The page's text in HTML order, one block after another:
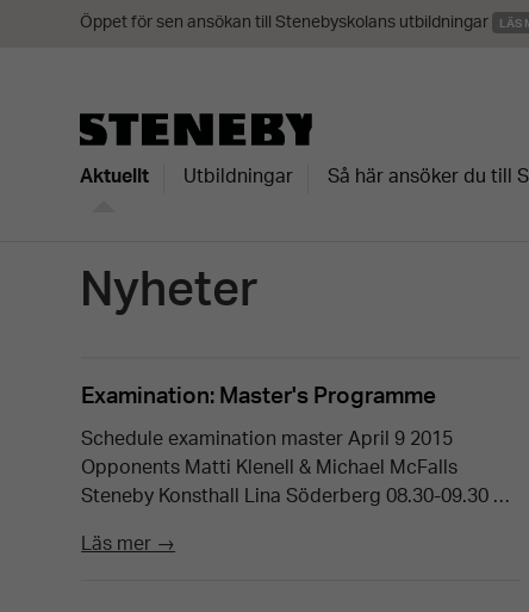
Aktuellt Utbildningar Så här ansöker du till
Nyheter
Examination: Master's Programme
Schedule examination master April 9 2015
Opponents Matti Klenell & Michael McFalls
Steneby Konsthall Lina Söderberg 08.30-09.30 …
Läs mer →
Öppet för sen ansökan till Stenebyskolans utbildningar LÄS